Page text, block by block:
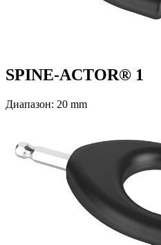
SPINE-ACTOR® 1
Диапазон: 20 mm